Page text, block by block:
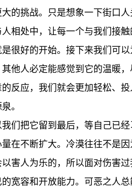
的挑战。只是想象一下街口
相处中，让每一个与我们接
很好的开始。接下来我们可
他人必定能感觉到它的温暖
反应，我们就会更加轻松、
。
们把它留到最后，等自己已
在不断扩大。冷漠往往不是
害人为乐的，所以面对伤害
宽容和开放能力。可恶之人